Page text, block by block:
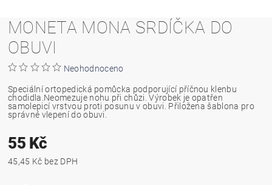
MONETA MONA SRDÍČKA DO
OBUVI
Neohodnoceno
Speciální ortopedická pomůcka podporující příčnou klenbu
chodidla.Neomezuje nohu při chůzi. Výrobek je opatřen
samolepicí vrstvou proti posunu v obuvi. Přiložena šablona pro
správné vlepení do obuvi.
55 Kč
45,45 Kč bez DPH